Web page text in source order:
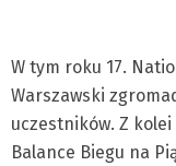
W tym roku 17.
Warszawski
uczestników. Z
Balance Biegu na